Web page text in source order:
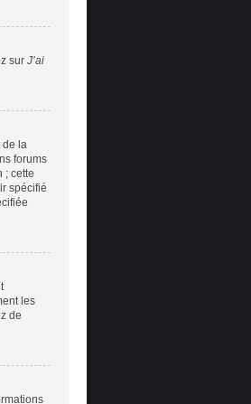
sur J’ai
de la
forums
; cette
spécifié
les
de